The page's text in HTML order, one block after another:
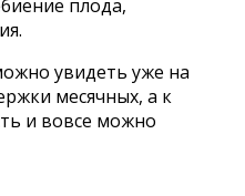
плода,
увидеть уже на
месячных, а к
и вовсе можно